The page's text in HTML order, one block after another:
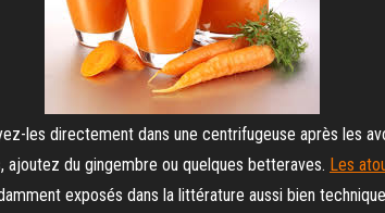
les directement dans une centrifugeuse après les
ajoutez du gingembre ou quelques betteraves. Les
exposés dans la littérature aussi bien